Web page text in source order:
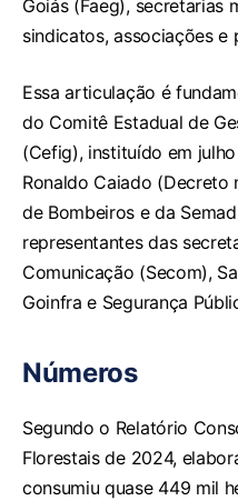
Goiás (Faeg), secretarias
sindicatos, associações e
Essa articulação é
do Comitê Estadual de
(Cefig), instituído em
Ronaldo Caiado (Decreto
de Bombeiros e da
representantes das
Comunicação (Secom),
Goinfra e Segurança
Números
Segundo o Relatório
Florestais de 2024,
consumiu quase 449 mil